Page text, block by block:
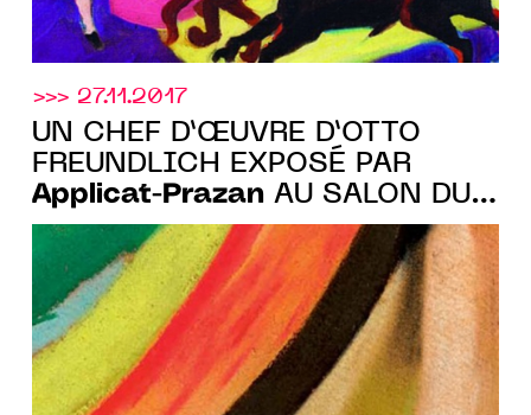
>>> 27.11.2017
UN CHEF D’ŒUVRE D’OTTO
FREUNDLICH EXPOSÉ PAR
Applicat-Prazan AU SALON DU
DESSIN